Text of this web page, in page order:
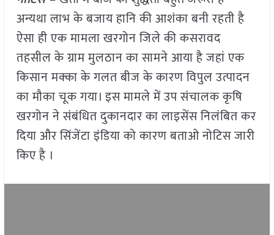
अन्यथा लाभ के बजाय हानि की आशंका बनी रहती है
ऐसा ही एक मामला खरगोन जिले की कसरावद
तहसील के ग्राम मुलठान का सामने आया है जहां एक
किसान मक्का के गलत बीज के कारण विपुल उत्पादन
का मौका चूक गया। इस मामले में उप संचालक कृषि
खरगोन ने संबंधित दुकानदार का लाइसेंस निलंबित कर
दिया और सिंजेंटा इंडिया को कारण बताओ नोटिस जारी
किए है ।